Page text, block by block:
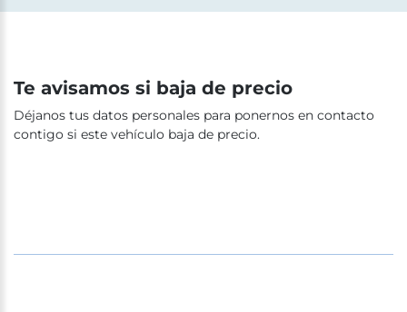
Te avisamos si baja de precio
Déjanos tus datos personales para ponernos en contacto
contigo si este vehículo baja de precio.